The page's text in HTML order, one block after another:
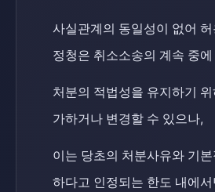
사실관계의 동일성이 없어
정청은 취소소송의 계속 중에
처분의 적법성을 유지하기
가하거나 변경할 수 있으나,
이는 당초의 처분사유와 기
하다고 인정되는 한도 내에